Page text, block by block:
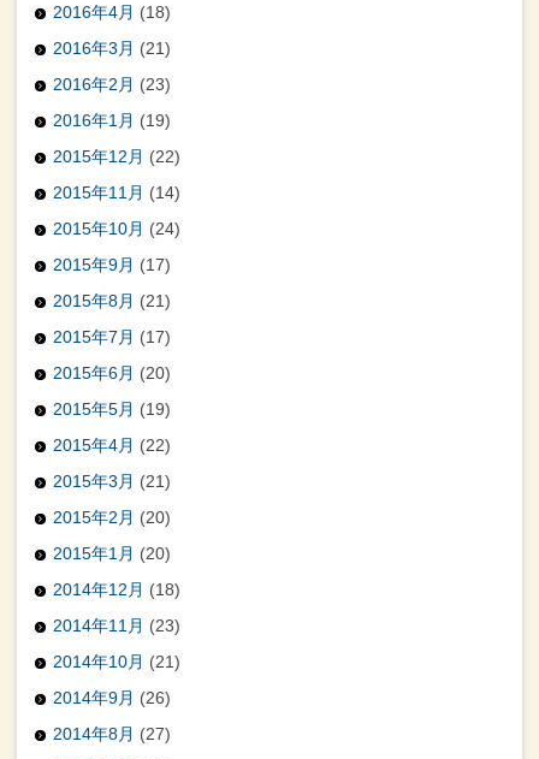
2016年4月 (18)
2016年3月 (21)
2016年2月 (23)
2016年1月 (19)
2015年12月 (22)
2015年11月 (14)
2015年10月 (24)
2015年9月 (17)
2015年8月 (21)
2015年7月 (17)
2015年6月 (20)
2015年5月 (19)
2015年4月 (22)
2015年3月 (21)
2015年2月 (20)
2015年1月 (20)
2014年12月 (18)
2014年11月 (23)
2014年10月 (21)
2014年9月 (26)
2014年8月 (27)